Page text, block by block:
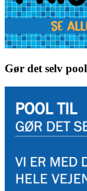
Gør det selv pool